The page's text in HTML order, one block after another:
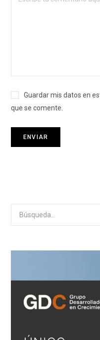
Guardar mis datos en
que se comente.
Search